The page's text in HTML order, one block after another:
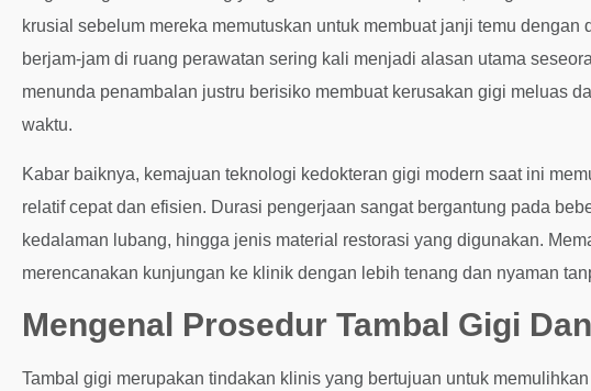
krusial sebelum mereka memutuskan untuk membuat janji temu
berjam-jam di ruang perawatan sering kali menjadi alasan utama
menunda penambalan justru berisiko membuat kerusakan gigi meluas
waktu.
Kabar baiknya, kemajuan teknologi kedokteran gigi modern saat ini
relatif cepat dan efisien. Durasi pengerjaan sangat bergantung pada
kedalaman lubang, hingga jenis material restorasi yang digunakan.
merencanakan kunjungan ke klinik dengan lebih tenang dan nyaman
Mengenal Prosedur Tambal Gigi
Tambal gigi merupakan tindakan klinis yang bertujuan untuk